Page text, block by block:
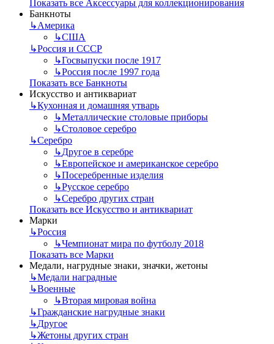
Показать все Аксессуары для коллекционирования
Банкноты
↳Америка
↳США
↳Россия и СССР
↳Госвыпуски после 1917
↳Россия после 1997 года
Показать все Банкноты
Искусство и антиквариат
↳Кухонная и домашняя утварь
↳Металлические столовые приборы
↳Столовое серебро
↳Серебро
↳Другое в серебре
↳Европейское и американское серебро
↳Посеребренные изделия
↳Русское серебро
↳Серебро других стран
Показать все Искусство и антиквариат
Марки
↳Россия
↳Чемпионат мира по футболу 2018
Показать все Марки
Медали, нагрудные знаки, значки, жетоны
↳Mедали наградные
↳Военные
↳Вторая мировая война
↳Гражданские нагрудные знаки
↳Другое
↳Жетоны других стран